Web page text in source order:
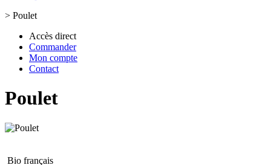
> Poulet
Accès direct
Commander
Mon compte
Contact
Poulet
Bio français